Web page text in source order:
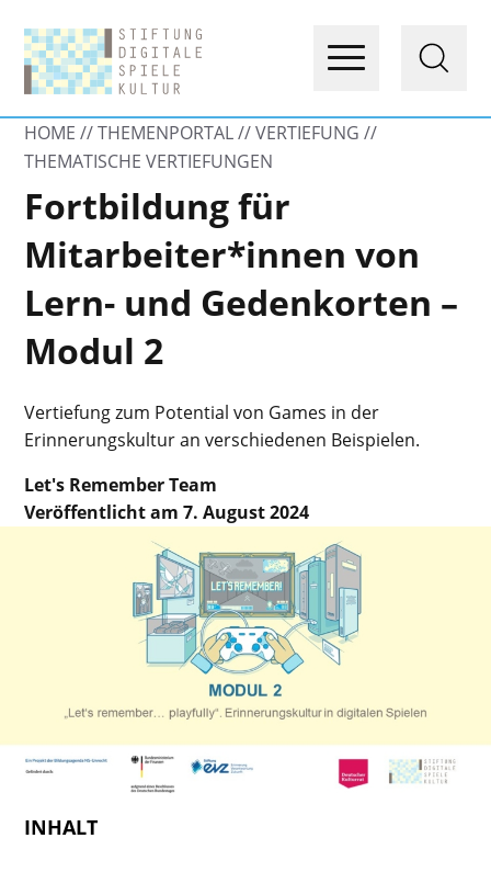
HOME THEMENPORTAL
VERTIEFUNG
THEMATISCHE VERTIEFUNGEN
Fortbildung für
Mitarbeiter*innen von
Lern- und Gedenkorten –
Modul 2
Vertiefung zum Potential von Games in der
Erinnerungskultur an verschiedenen Beispielen.
Let's Remember Team
Veröffentlicht am 7. August 2024
INHALT